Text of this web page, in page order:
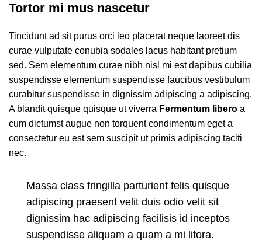
Tortor mi mus nascetur
Tincidunt ad sit purus orci leo placerat neque laoreet dis
curae vulputate conubia sodales lacus habitant pretium
sed. Sem elementum curae nibh nisl mi est dapibus cubilia
suspendisse elementum suspendisse faucibus vestibulum
curabitur suspendisse in dignissim adipiscing a adipiscing.
A blandit quisque quisque ut viverra Fermentum libero a
cum dictumst augue non torquent condimentum eget a
consectetur eu est sem suscipit ut primis adipiscing taciti
nec.
Massa class fringilla parturient felis quisque
adipiscing praesent velit duis odio velit sit
dignissim hac adipiscing facilisis id inceptos
suspendisse aliquam a quam a mi litora.